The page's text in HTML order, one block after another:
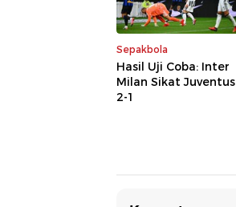
Sepakbola
Hasil Uji Coba: Inter
Milan Sikat Juventus
2-1